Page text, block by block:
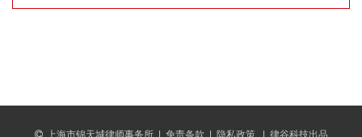
上海市锦天城律师事务所 免责条款 隐私政策 律谷科技出品